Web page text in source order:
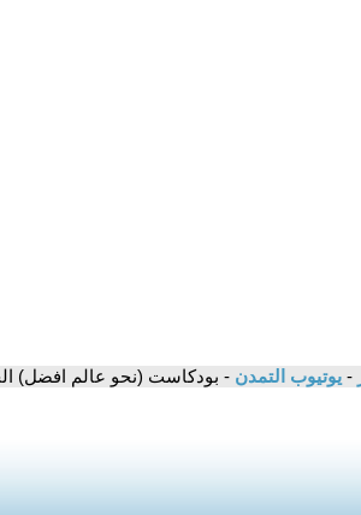
- يوتيوب التمدن - بودكاست (نحو عالم افضل)